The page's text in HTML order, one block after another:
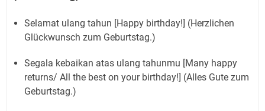
Selamat ulang tahun [Happy birthday!] (Herzlichen
Glückwunsch zum Geburtstag.)
Segala kebaikan atas ulang tahunmu [Many happy
returns/ All the best on your birthday!] (Alles Gute zum
Geburtstag.)